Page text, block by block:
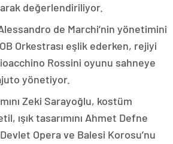
değerlendiriliyor.
de Marchi’nin yönetimini
Orkestrası eşlik ederken, rejiyi
Rossini oyunu sahneye
yönetiyor.
Zeki Sarayoğlu, kostüm
ışık tasarımını Ahmet Defne
Opera ve Balesi Korosu’nu